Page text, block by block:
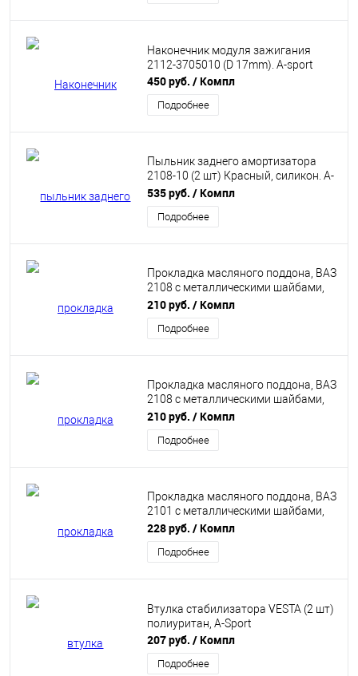
Наконечник модуля зажигания
2112-3705010 (D 17mm). A-sport
450 руб. / Компл
Подробнее
Пыльник заднего амортизатора
2108-10 (2 шт) Красный, силикон. A-
Sport
535 руб. / Компл
Подробнее
Прокладка масляного поддона, ВАЗ
2108 с металлическими шайбами,
Красная A-Sport
210 руб. / Компл
Подробнее
Прокладка масляного поддона, ВАЗ
2108 с металлическими шайбами,
Синяя A-Sport
210 руб. / Компл
Подробнее
Прокладка масляного поддона, ВАЗ
2101 с металлическими шайбами,
Красная A-Sport
228 руб. / Компл
Подробнее
Втулка стабилизатора VESTA (2 шт)
полиуритан, А-Sport
207 руб. / Компл
Подробнее